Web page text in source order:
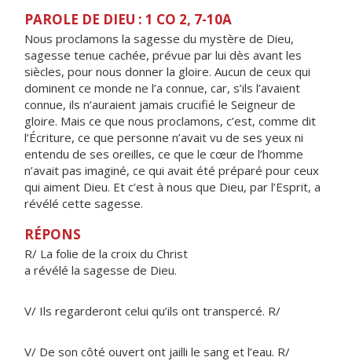
PAROLE DE DIEU : 1 CO 2, 7-10A
Nous proclamons la sagesse du mystère de Dieu,
sagesse tenue cachée, prévue par lui dès avant les
siècles, pour nous donner la gloire. Aucun de ceux qui
dominent ce monde ne l’a connue, car, s’ils l’avaient
connue, ils n’auraient jamais crucifié le Seigneur de
gloire. Mais ce que nous proclamons, c’est, comme dit
l’Écriture, ce que personne n’avait vu de ses yeux ni
entendu de ses oreilles, ce que le cœur de l’homme
n’avait pas imaginé, ce qui avait été préparé pour ceux
qui aiment Dieu. Et c’est à nous que Dieu, par l’Esprit, a
révélé cette sagesse.
RÉPONS
R/ La folie de la croix du Christ
a révélé la sagesse de Dieu.
V/ Ils regarderont celui qu’ils ont transpercé. R/
V/ De son côté ouvert ont jailli le sang et l’eau. R/